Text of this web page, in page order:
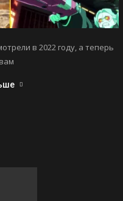
в 2022 году, а теперь